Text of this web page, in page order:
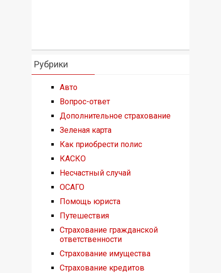
Рубрики
Авто
Вопрос-ответ
Дополнительное страхование
Зеленая карта
Как приобрести полис
КАСКО
Несчастный случай
ОСАГО
Помощь юриста
Путешествия
Страхование гражданской
ответственности
Страхование имущества
Страхование кредитов